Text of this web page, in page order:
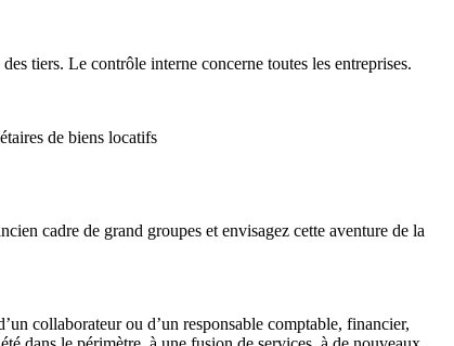
tiers. Le contrôle interne concerne toutes les entreprises.
de biens locatifs
cadre de grand groupes et envisagez cette aventure de la
collaborateur ou d’un responsable comptable, financier,